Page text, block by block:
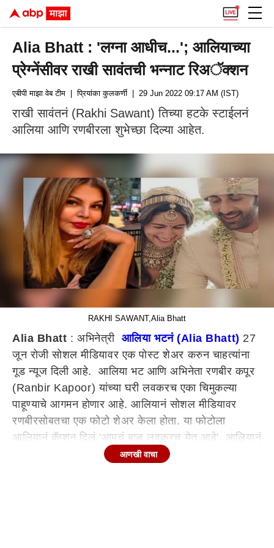
Alia Bhatt : 'लग्ना आधीच...'; आलियाच्या
प्रेग्नेंसीवर राखी सावंतची भन्नाट रिअॅक्शन
एबीपी माझा वेब टीम | प्रियांका कुलकर्णी | 29 Jun 2022 09:17 AM (IST)
राखी सावंतनं (Rakhi Sawant) तिच्या हटके स्टाईलनं
आलिया आणि रणबीरला शुभेच्छा दिल्या आहेत.
RAKHI SAWANT,Alia Bhatt
Alia Bhatt : अभिनेत्री आलिया भटनं (Alia Bhatt) 27
जून रोजी सोशल मीडियावर एक पोस्ट शेअर करुन चाहत्यांना
गूड न्यूज दिली आहे. आलिया भट आणि अभिनेता रणबीर कपूर
(Ranbir Kapoor) यांच्या घरी लवकरच एका चिमुकल्या
पाहूण्याचे आगमन होणार आहे. आलियानं सोशल मीडियावर
रणबीरसोबतचा एक फोटो शेअर केला होता. या फोटोला
आलियानं कॅप्शन दिलं 'आमचं बाळ लवकरच येत आहे'. आलियानं
शेअर केलेल्या फोटोला अनेकांनी कमेंट करुन तिला शुभेच्छा
आणखी वाचा